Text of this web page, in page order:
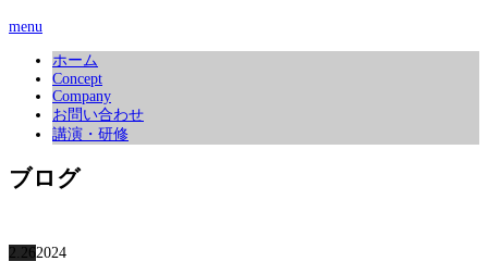
menu
ホーム
Concept
Company
お問い合わせ
講演・研修
ブログ
2.262024